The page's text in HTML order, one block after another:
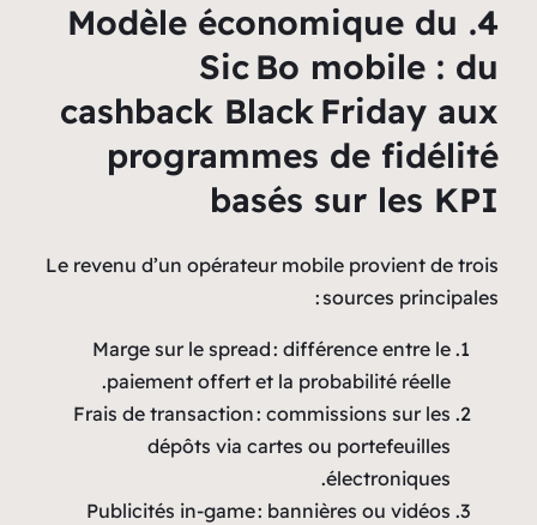
4. Modèle économique du
Sic Bo mobile : du
cashback Black Friday aux
programmes de fidélité
basés sur les KPI
Le revenu d’un opérateur mobile provient de trois
sources principales :
Marge sur le spread : différence entre le
paiement offert et la probabilité réelle.
Frais de transaction : commissions sur les
dépôts via cartes ou portefeuilles
électroniques.
Publicités in‑game : bannières ou vidéos